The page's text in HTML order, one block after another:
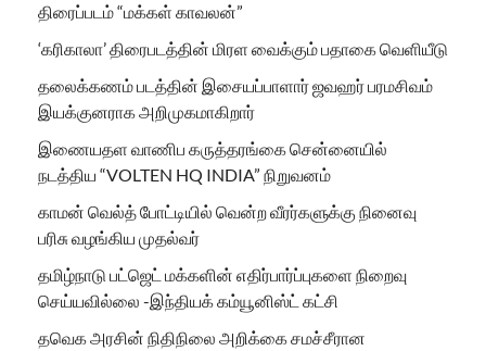
திரைப்படம் “மக்கள் காவலன்”
‘கரிகாலா’ திரைபடத்தின் மிரள வைக்கும் பதாகை வெளியீடு
தலைக்கணம் படத்தின் இசையப்பாளார் ஜவஹர் பரமசிவம்
இயக்குனராக அறிமுகமாகிறார்
இணையதள வாணிப கருத்தரங்கை சென்னையில்
நடத்திய “VOLTEN HQ INDIA” நிறுவனம்
காமன் வெல்த் போட்டியில் வென்ற வீரர்களுக்கு நினைவு
பரிசு வழங்கிய முதல்வர்
தமிழ்நாடு பட்ஜெட் மக்களின் எதிர்பார்ப்புகளை நிறைவு
செய்யவில்லை -இந்தியக் கம்யூனிஸ்ட் கட்சி
தவெக அரசின் நிதிநிலை அறிக்கை சமச்சீரான